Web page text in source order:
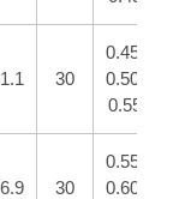
30
0.45/
0.50/
0.55/
30
0.55/
0.60/